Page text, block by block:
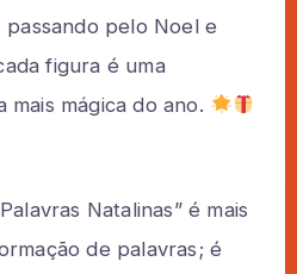
pelo Noel e
figura é uma
mágica do ano.
Natalinas” é mais
de palavras; é